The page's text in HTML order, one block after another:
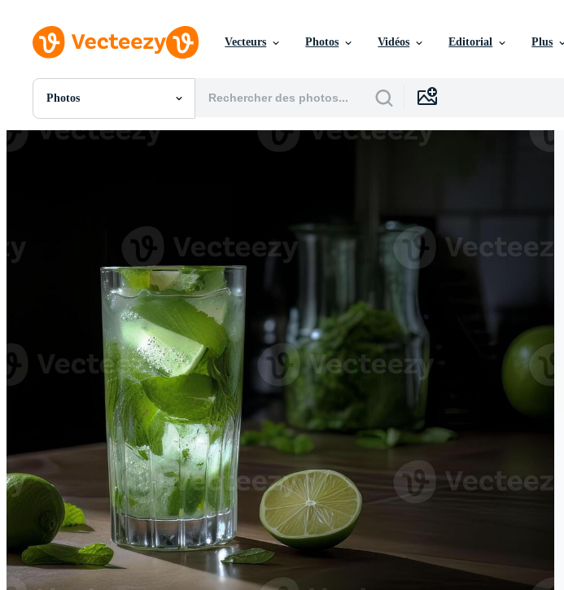
Vecteurs Photos Vidéos Editorial Plus
Photos
Toutes Images
Photos
Motion graphics
Images Éditoriales
Événements Éditoriaux